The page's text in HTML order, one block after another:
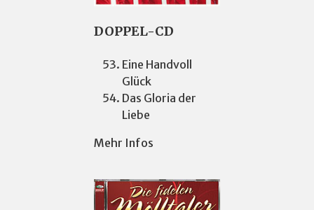
DOPPEL-CD
Eine Handvoll
Glück
Das Gloria der
Liebe
Mehr Infos